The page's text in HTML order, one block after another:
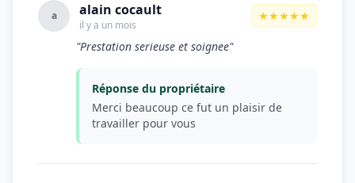
a alain cocault
il y a un mois
★★★★★
"Prestation serieuse et soignee"
Réponse du propriétaire
Merci beaucoup ce fut un plaisir de
travailler pour vous